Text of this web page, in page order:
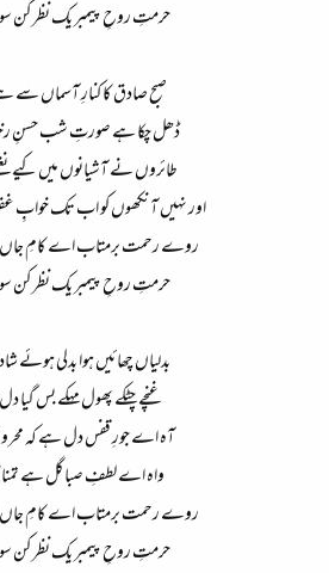
حرمتِ روحِ پیمبر یک نظر
صبح صادق کا کنارِ آسماں سے
ڈھل چکا ہے صورتِ شب حسنِ
طائروں نے آشیانوں میں کیے
اور نہیں آنکھوں کو اب تک
روے رحمت برمتاب اے کامِ
حرمتِ روحِ پیمبر یک نظر
بدلیاں چھائیں ہوا بدلی ہوئے
غنچے چٹکے پھول مہکے بس گیا
آہ اے جورِ قفس دل ہے کہ
واہ اے لطفِ صبا گل ہے تمنا
روے رحمت برمتاب اے کامِ
حرمتِ روحِ پیمبر یک نظر